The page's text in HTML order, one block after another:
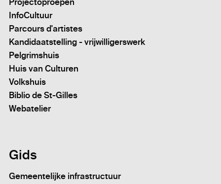
Projectoproepen
InfoCultuur
Parcours d'artistes
Kandidaatstelling - vrijwilligerswerk
Pelgrimshuis
Huis van Culturen
Volkshuis
Biblio de St-Gilles
Webatelier
Gids
Gemeentelijke infrastructuur